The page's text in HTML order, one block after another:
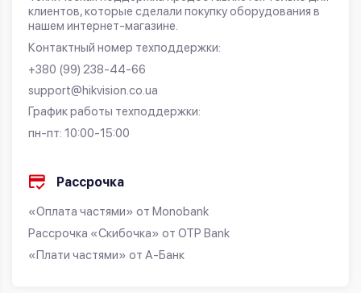
клиентов, которые сделали покупку оборудования в
нашем интернет-магазине.
Контактный номер техподдержки:
+380 (99) 238-44-66
support@hikvision.co.ua
График работы техподдержки:
пн-пт: 10:00-15:00
Рассрочка
«Оплата частями» от Monobank
Рассрочка «Скибочка» от OTP Bank
«Плати частями» от А-Банк